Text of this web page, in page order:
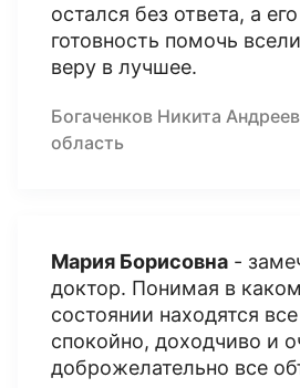
остался без ответа, а
готовность помочь
веру в лучшее.
Богаченков Никита
область
Мария Борисовна -
доктор. Понимая в
состоянии находятся
спокойно, доходчиво и
доброжелательно все